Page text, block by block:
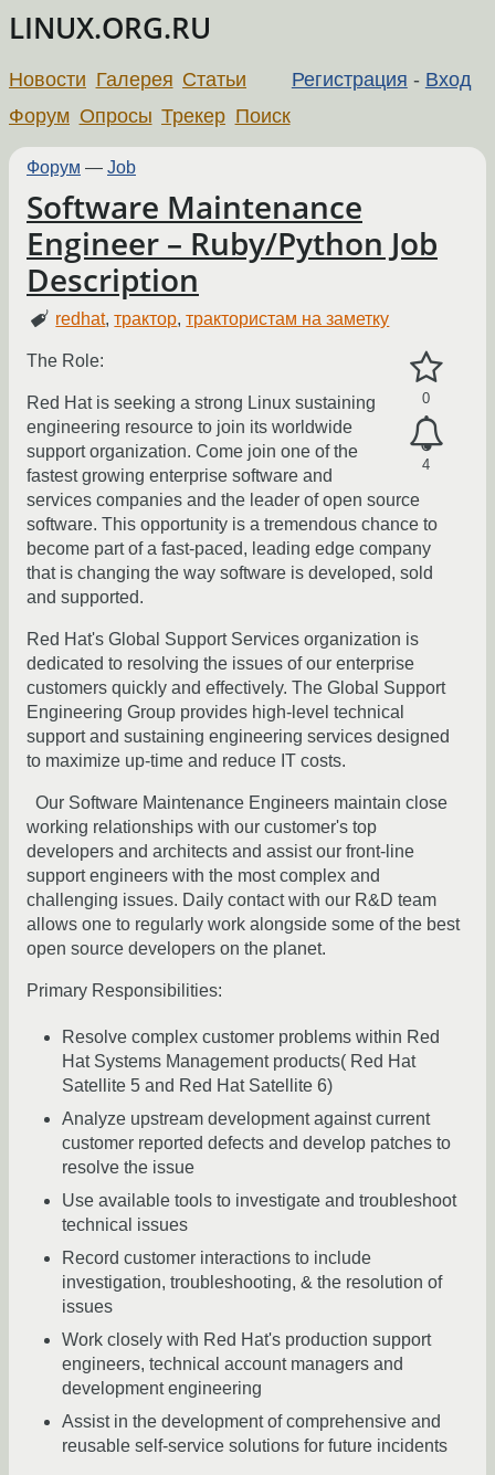
LINUX.ORG.RU
Регистрация - Вход
Новости Галерея Статьи
Форум Опросы Трекер Поиск
Форум — Job
Software Maintenance
Engineer – Ruby/Python Job
Description
redhat,трактор,трактористам на заметку
0
4
The Role:
Red Hat is seeking a strong Linux sustaining
engineering resource to join its worldwide
support organization. Come join one of the
fastest growing enterprise software and
services companies and the leader of open source
software. This opportunity is a tremendous chance to
become part of a fast-paced, leading edge company
that is changing the way software is developed, sold
and supported.
Red Hat's Global Support Services organization is
dedicated to resolving the issues of our enterprise
customers quickly and effectively. The Global Support
Engineering Group provides high-level technical
support and sustaining engineering services designed
to maximize up-time and reduce IT costs.
Our Software Maintenance Engineers maintain close
working relationships with our customer's top
developers and architects and assist our front-line
support engineers with the most complex and
challenging issues. Daily contact with our R&D team
allows one to regularly work alongside some of the best
open source developers on the planet.
Primary Responsibilities:
Resolve complex customer problems within Red
Hat Systems Management products( Red Hat
Satellite 5 and Red Hat Satellite 6)
Analyze upstream development against current
customer reported defects and develop patches to
resolve the issue
Use available tools to investigate and troubleshoot
technical issues
Record customer interactions to include
investigation, troubleshooting, & the resolution of
issues
Work closely with Red Hat's production support
engineers, technical account managers and
development engineering
Assist in the development of comprehensive and
reusable self-service solutions for future incidents